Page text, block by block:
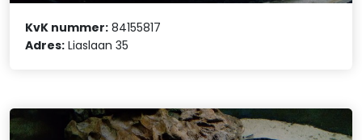
KvK nummer: 84155817
Adres: Liaslaan 35